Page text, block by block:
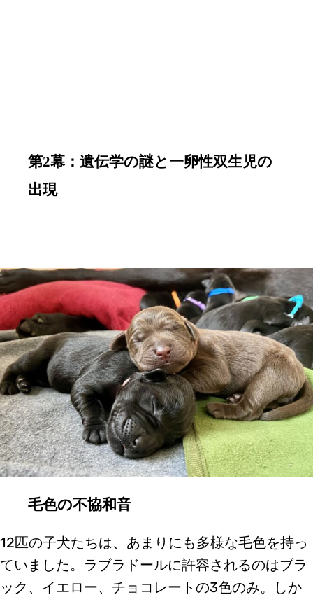
第2幕：遺伝学の謎と一卵性双生児の
出現
毛色の不協和音
12匹の子犬たちは、あまりにも多様な毛色を持っ
ていました。ラブラドールに許容されるのはブラ
ック、イエロー、チョコレートの3色のみ。しか